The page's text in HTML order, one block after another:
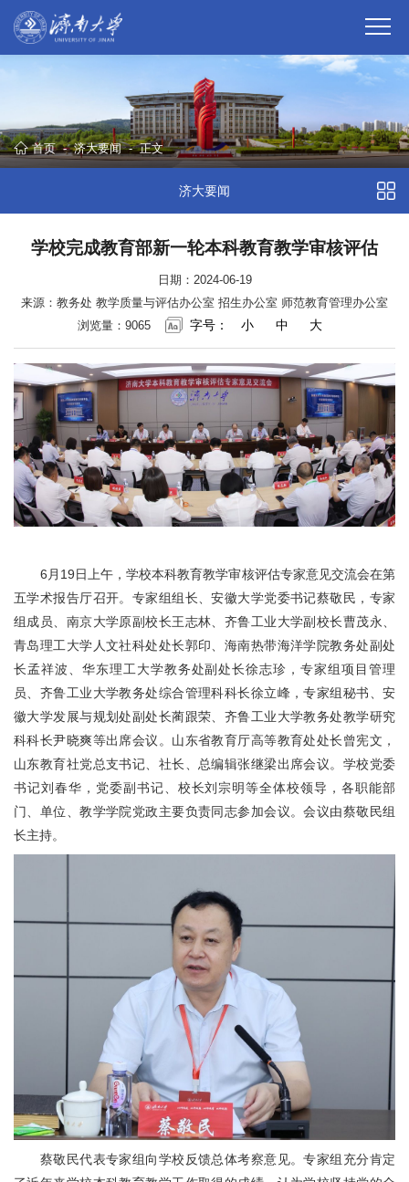
首页 - 济大要闻 - 正文
济大要闻
学校完成教育部新一轮本科教育教学审核评估
日期：2024-06-19
来源：教务处 教学质量与评估办公室 招生办公室 师范教育管理办公室
浏览量：9065 字号： 小 中 大
6月19日上午，学校本科教育教学审核评估专家意见交流会在第
五学术报告厅召开。专家组组长、安徽大学党委书记蔡敬民，专家
组成员、南京大学原副校长王志林、齐鲁工业大学副校长曹茂永、
青岛理工大学人文社科处处长郭印、海南热带海洋学院教务处副处
长孟祥波、华东理工大学教务处副处长徐志珍，专家组项目管理
员、齐鲁工业大学教务处综合管理科科长徐立峰，专家组秘书、安
徽大学发展与规划处副处长蔺跟荣、齐鲁工业大学教务处教学研究
科科长尹晓爽等出席会议。山东省教育厅高等教育处处长曾宪文，
山东教育社党总支书记、社长、总编辑张继梁出席会议。学校党委
书记刘春华，党委副书记、校长刘宗明等全体校领导，各职能部
门、单位、教学学院党政主要负责同志参加会议。会议由蔡敬民组
长主持。
蔡敬民代表专家组向学校反馈总体考察意见。专家组充分肯定